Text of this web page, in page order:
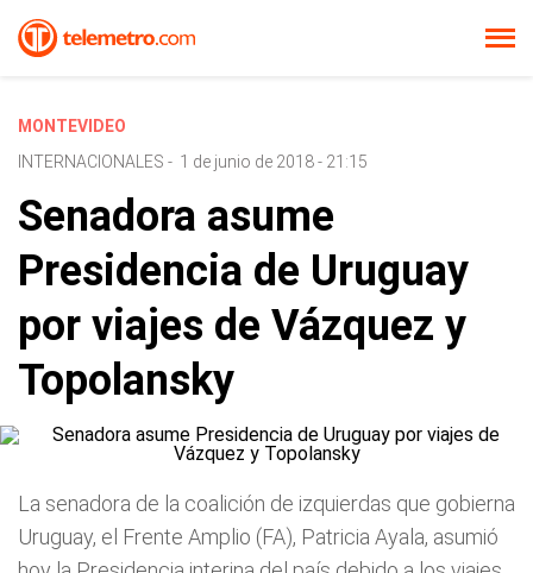
MONTEVIDEO
INTERNACIONALES - 1 de junio de 2018 - 21:15
Senadora asume
Presidencia de Uruguay
por viajes de Vázquez y
Topolansky
La senadora de la coalición de izquierdas que gobierna
Uruguay, el Frente Amplio (FA), Patricia Ayala, asumió